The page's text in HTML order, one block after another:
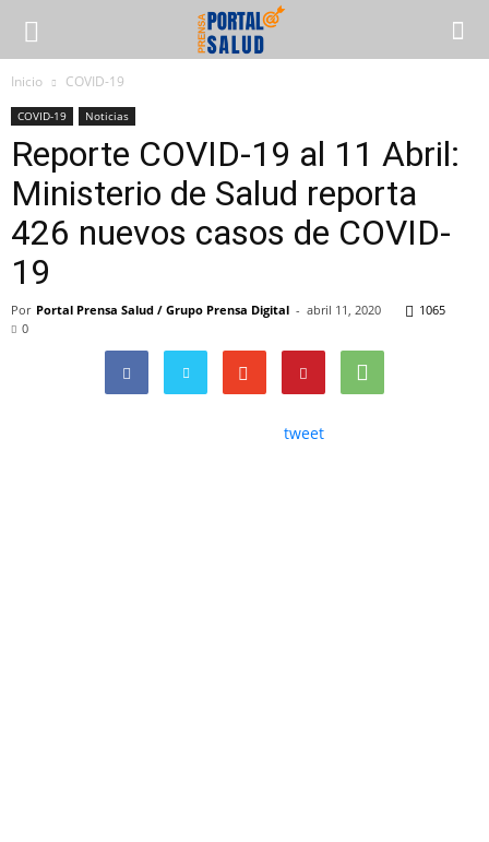
Inicio COVID-19
COVID-19 Noticias
Reporte COVID-19 al 11 Abril:
Ministerio de Salud reporta
426 nuevos casos de COVID-
19
Por Portal Prensa Salud / Grupo Prensa Digital - abril 11, 2020
1065
0
tweet